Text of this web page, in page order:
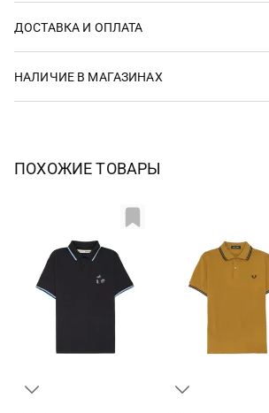
ДОСТАВКА И ОПЛАТА
НАЛИЧИЕ В МАГАЗИНАХ
ПОХОЖИЕ ТОВАРЫ